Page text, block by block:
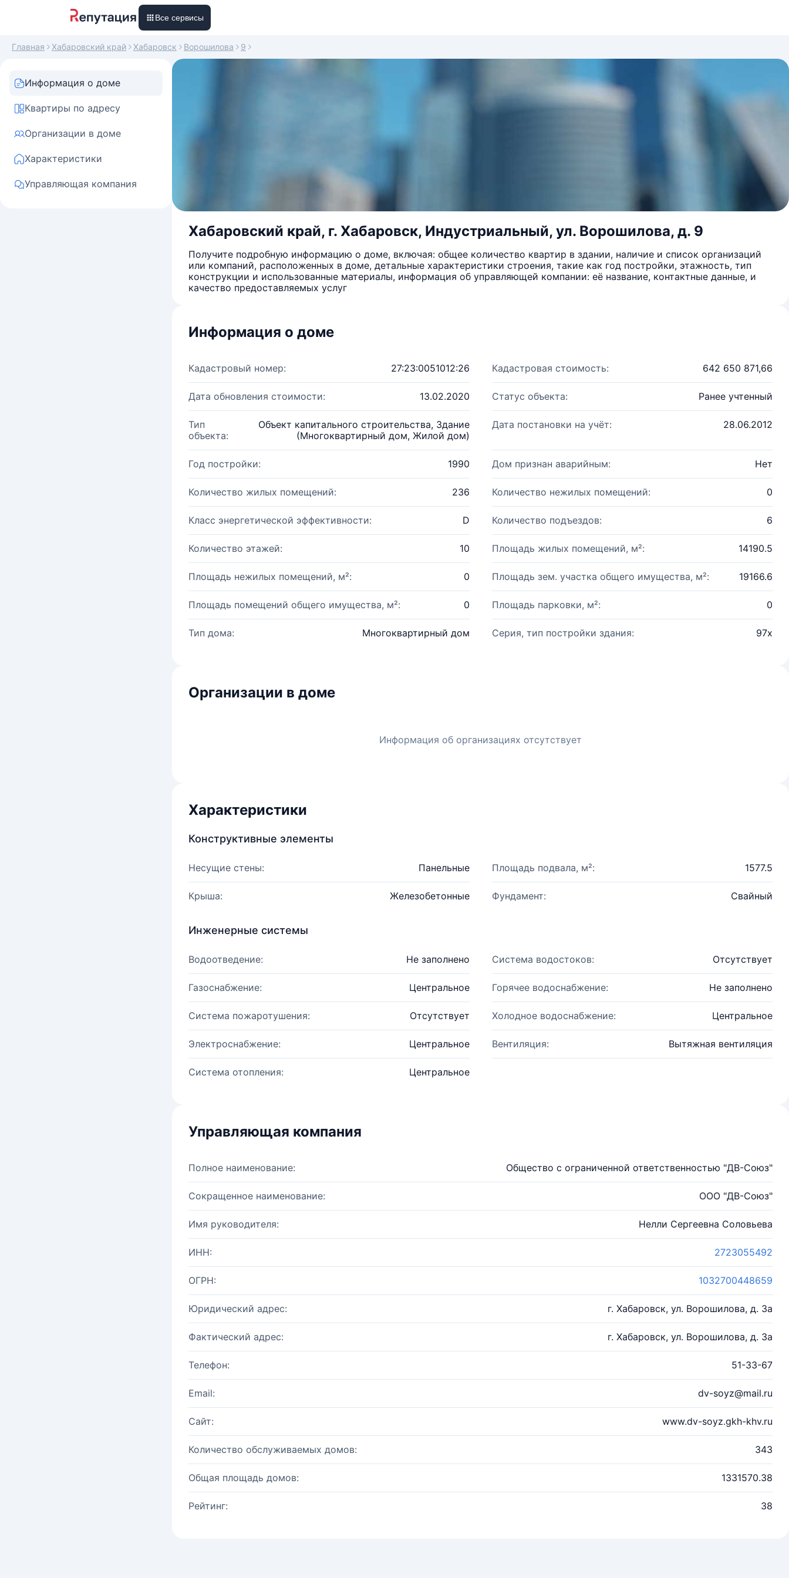
Все сервисы
Главная Хабаровский край Хабаровск Ворошилова 9
Информация о доме
Квартиры по адресу
Организации в доме
Характеристики
Управляющая компания
Хабаровский край, г. Хабаровск, Индустриальный, ул. Ворошилова, д. 9
Получите подробную информацию о доме, включая: общее количество квартир в здании, наличие и список организаций
или компаний, расположенных в доме, детальные характеристики строения, такие как год постройки, этажность, тип
конструкции и использованные материалы, информация об управляющей компании: её название, контактные данные, и
качество предоставляемых услуг
Информация о доме
Кадастровый номер: 27:23:0051012:26 Кадастровая стоимость: 642 650 871,66
Дата обновления стоимости: 13.02.2020 Статус объекта: Ранее учтенный
Тип
объекта:
Объект капитального строительства, Здание
(Многоквартирный дом, Жилой дом)
Дата постановки на учёт: 28.06.2012
Год постройки: 1990 Дом признан аварийным: Нет
Количество жилых помещений: 236 Количество нежилых помещений: 0
Класс энергетической эффективности: D Количество подъездов: 6
Количество этажей: 10 Площадь жилых помещений, м²: 14190.5
Площадь нежилых помещений, м²: 0 Площадь зем. участка общего имущества, м²: 19166.6
Площадь помещений общего имущества, м²: 0 Площадь парковки, м²: 0
Тип дома: Многоквартирный дом Серия, тип постройки здания: 97x
Организации в доме
Информация об организациях отсутствует
Характеристики
Конструктивные элементы
Несущие стены: Панельные Площадь подвала, м²: 1577.5
Крыша: Железобетонные Фундамент: Свайный
Инженерные системы
Водоотведение: Не заполнено Система водостоков: Отсутствует
Газоснабжение: Центральное Горячее водоснабжение: Не заполнено
Система пожаротушения: Отсутствует Холодное водоснабжение: Центральное
Электроснабжение: Центральное Вентиляция: Вытяжная вентиляция
Система отопления: Центральное
Управляющая компания
Полное наименование: Общество с ограниченной ответственностью "ДВ-Союз"
Сокращенное наименование: ООО "ДВ-Союз"
Имя руководителя: Нелли Сергеевна Соловьева
ИНН: 2723055492
ОГРН: 1032700448659
Юридический адрес: г. Хабаровск, ул. Ворошилова, д. 3а
Фактический адрес: г. Хабаровск, ул. Ворошилова, д. 3а
Телефон: 51-33-67
Email: dv-soyz@mail.ru
Сайт: www.dv-soyz.gkh-khv.ru
Количество обслуживаемых домов: 343
Общая площадь домов: 1331570.38
Рейтинг: 38